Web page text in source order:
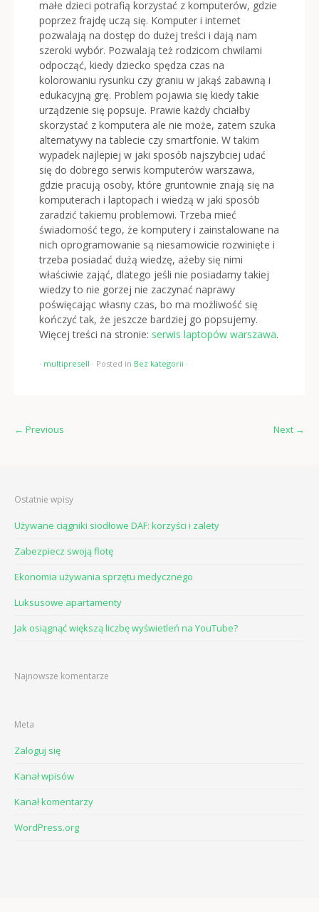
małe dzieci potrafią korzystać z komputerów, gdzie
poprzez frajdę uczą się. Komputer i internet
pozwalają na dostęp do dużej treści i dają nam
szeroki wybór. Pozwalają też rodzicom chwilami
odpocząć, kiedy dziecko spędza czas na
kolorowaniu rysunku czy graniu w jakąś zabawną i
edukacyjną grę. Problem pojawia się kiedy takie
urządzenie się popsuje. Prawie każdy chciałby
skorzystać z komputera ale nie może, zatem szuka
alternatywy na tablecie czy smartfonie. W takim
wypadek najlepiej w jaki sposób najszybciej udać
się do dobrego serwis komputerów warszawa,
gdzie pracują osoby, które gruntownie znają się na
komputerach i laptopach i wiedzą w jaki sposób
zaradzić takiemu problemowi. Trzeba mieć
świadomość tego, że komputery i zainstalowane na
nich oprogramowanie są niesamowicie rozwinięte i
trzeba posiadać dużą wiedzę, ażeby się nimi
właściwie zająć, dlatego jeśli nie posiadamy takiej
wiedzy to nie gorzej nie zaczynać naprawy
poświęcając własny czas, bo ma możliwość się
kończyć tak, że jeszcze bardziej go popsujemy.
Więcej treści na stronie: serwis laptopów warszawa.
· multipresell · Posted in Bez kategorii ·
← Previous Next →
Ostatnie wpisy
Używane ciągniki siodłowe DAF: korzyści i zalety
Zabezpiecz swoją flotę
Ekonomia używania sprzętu medycznego
Luksusowe apartamenty
Jak osiągnąć większą liczbę wyświetleń na YouTube?
Najnowsze komentarze
Meta
Zaloguj się
Kanał wpisów
Kanał komentarzy
WordPress.org